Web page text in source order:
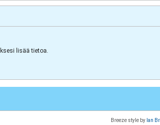
lisää tietoa.
Breeze style by Ian